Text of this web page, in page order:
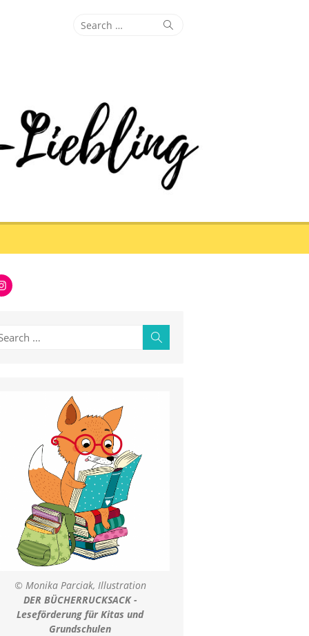
Search
Search
Instagram
© Monika Parciak, Illustration
DER BÜCHERRUCKSACK -
Leseförderung für Kitas und
Grundschulen